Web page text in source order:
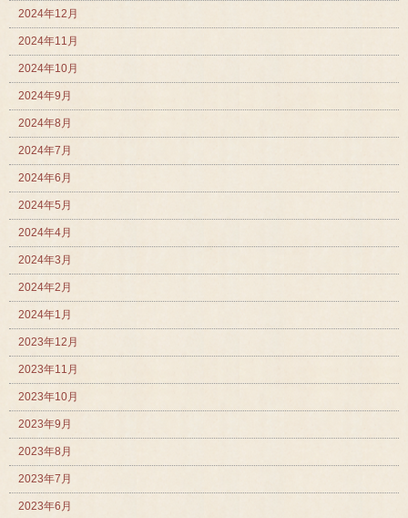
2024年12月
2024年11月
2024年10月
2024年9月
2024年8月
2024年7月
2024年6月
2024年5月
2024年4月
2024年3月
2024年2月
2024年1月
2023年12月
2023年11月
2023年10月
2023年9月
2023年8月
2023年7月
2023年6月